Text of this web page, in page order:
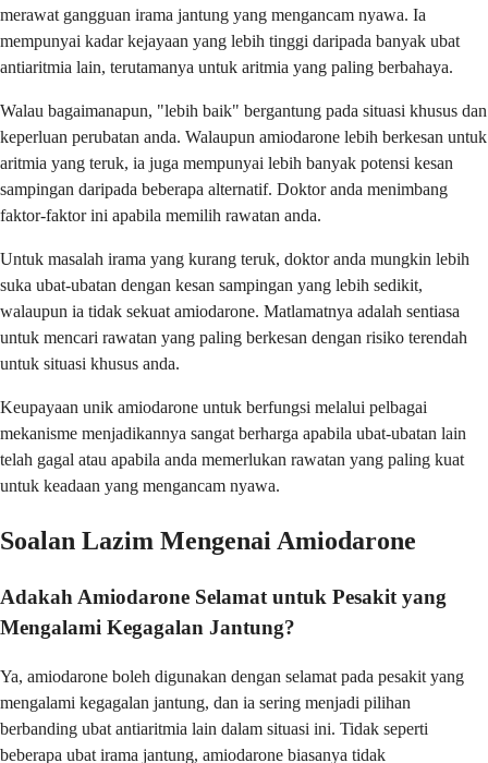
merawat gangguan irama jantung yang mengancam nyawa. Ia
mempunyai kadar kejayaan yang lebih tinggi daripada banyak ubat
antiaritmia lain, terutamanya untuk aritmia yang paling berbahaya.
Walau bagaimanapun, "lebih baik" bergantung pada situasi khusus dan
keperluan perubatan anda. Walaupun amiodarone lebih berkesan untuk
aritmia yang teruk, ia juga mempunyai lebih banyak potensi kesan
sampingan daripada beberapa alternatif. Doktor anda menimbang
faktor-faktor ini apabila memilih rawatan anda.
Untuk masalah irama yang kurang teruk, doktor anda mungkin lebih
suka ubat-ubatan dengan kesan sampingan yang lebih sedikit,
walaupun ia tidak sekuat amiodarone. Matlamatnya adalah sentiasa
untuk mencari rawatan yang paling berkesan dengan risiko terendah
untuk situasi khusus anda.
Keupayaan unik amiodarone untuk berfungsi melalui pelbagai
mekanisme menjadikannya sangat berharga apabila ubat-ubatan lain
telah gagal atau apabila anda memerlukan rawatan yang paling kuat
untuk keadaan yang mengancam nyawa.
Soalan Lazim Mengenai Amiodarone
Adakah Amiodarone Selamat untuk Pesakit yang
Mengalami Kegagalan Jantung?
Ya, amiodarone boleh digunakan dengan selamat pada pesakit yang
mengalami kegagalan jantung, dan ia sering menjadi pilihan
berbanding ubat antiaritmia lain dalam situasi ini. Tidak seperti
beberapa ubat irama jantung, amiodarone biasanya tidak